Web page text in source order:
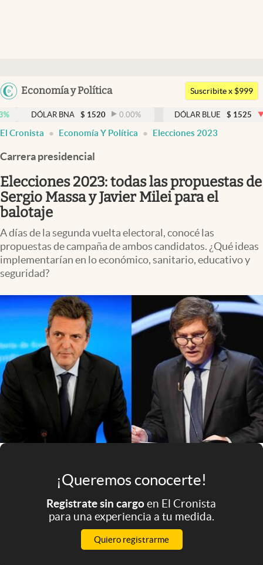
Argentina
Uruguay
Economía y Política
Members
Economía y Política
Finanzas y Mercados
Mercados Online
Negocios
Columnistas
Apertura
Infotechnology
Mundial 2026
Eventos Corporativos
El Cronista Studio
Argentina
Suscribite x $999
BNA $ 1520 0.00% DÓLAR BLUE $ 1525 -0.33%
El Cronista Economía Y Política Elecciones 2023
Carrera presidencial
Elecciones 2023: todas las propuestas de
Sergio Massa y Javier Milei para el
balotaje
A días de la segunda vuelta electoral, conocé las
propuestas de campaña de ambos candidatos. ¿Qué ideas
implementarían en lo económico, sanitario, educativo y
seguridad?
¡Queremos conocerte!
Registrate sin cargoen El Cronista
para una experiencia a tu medida.
Quiero registrarme